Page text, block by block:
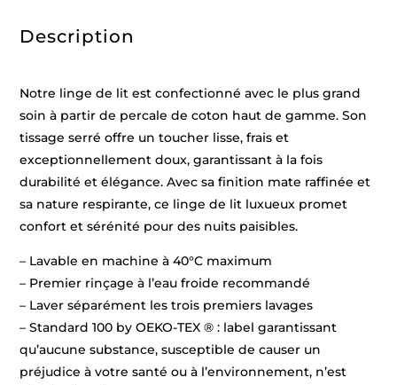
x
(90
30
cm)
2
(63
x
cm)
Description
Notre linge de lit est confectionné avec le plus grand
soin à partir de percale de coton haut de gamme. Son
tissage serré offre un toucher lisse, frais et
exceptionnellement doux, garantissant à la fois
durabilité et élégance. Avec sa finition mate raffinée et
sa nature respirante, ce linge de lit luxueux promet
confort et sérénité pour des nuits paisibles.
– Lavable en machine à 40°C maximum
– Premier rinçage à l’eau froide recommandé
– Laver séparément les trois premiers lavages
– Standard 100 by OEKO-TEX ® : label garantissant
qu’aucune substance, susceptible de causer un
préjudice à votre santé ou à l’environnement, n’est